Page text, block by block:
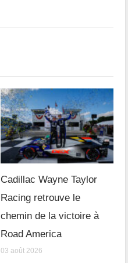
Cadillac Wayne Taylor
Racing retrouve le
chemin de la victoire à
Road America
03 août 2026